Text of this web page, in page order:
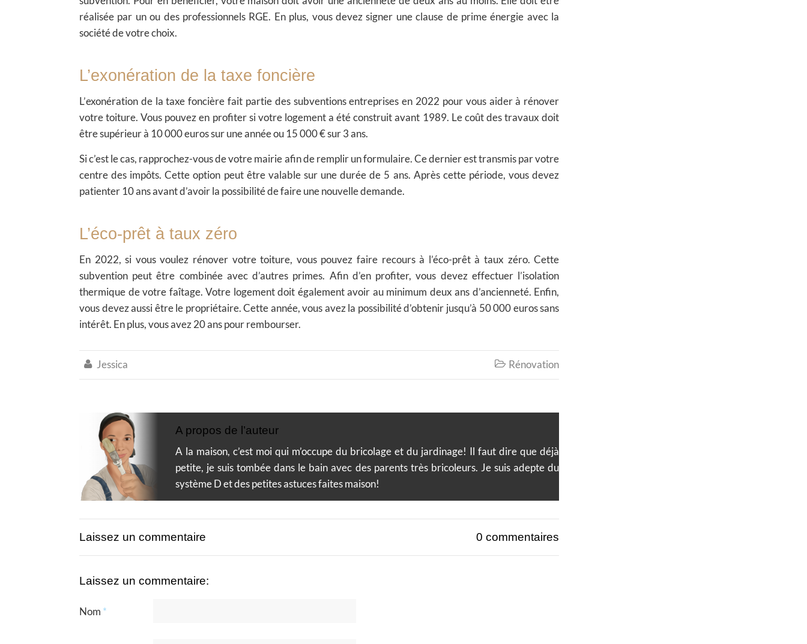
réalisée par un ou des professionnels RGE. En plus, vous devez signer une clause de prime énergie avec la
société de votre choix.
L’exonération de la taxe foncière
L’exonération de la taxe foncière fait partie des subventions entreprises en 2022 pour vous aider à rénover
votre toiture. Vous pouvez en profiter si votre logement a été construit avant 1989. Le coût des travaux doit
être supérieur à 10 000 euros sur une année ou 15 000 € sur 3 ans.
Si c’est le cas, rapprochez-vous de votre mairie afin de remplir un formulaire. Ce dernier est transmis par votre
centre des impôts. Cette option peut être valable sur une durée de 5 ans. Après cette période, vous devez
patienter 10 ans avant d’avoir la possibilité de faire une nouvelle demande.
L’éco-prêt à taux zéro
En 2022, si vous voulez rénover votre toiture, vous pouvez faire recours à l’éco-prêt à taux zéro. Cette
subvention peut être combinée avec d’autres primes. Afin d’en profiter, vous devez effectuer l’isolation
thermique de votre faîtage. Votre logement doit également avoir au minimum deux ans d’ancienneté. Enfin,
vous devez aussi être le propriétaire. Cette année, vous avez la possibilité d’obtenir jusqu’à 50 000 euros sans
intérêt. En plus, vous avez 20 ans pour rembourser.
 Jessica  Rénovation
A propos de l’auteur
A la maison, c’est moi qui m’occupe du bricolage et du jardinage! Il faut dire que déjà
petite, je suis tombée dans le bain avec des parents très bricoleurs. Je suis adepte du
système D et des petites astuces faites maison!
Laissez un commentaire 0 commentaires
Laissez un commentaire:
Nom *